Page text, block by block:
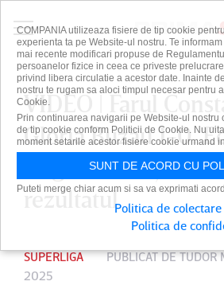
VIDEO | Farul
Gloria Buzău 1-0.
Hagi s-a mulţumit
rezultatul
SUPERLIGA PUBLICAT DETUDOR
2025
COMPANIA utilizeaza fisiere de tip cookie
experienta ta pe Website-ul nostru. Te
mai recente modificari propuse de
persoanelor fizice in ceea ce priveste
privind libera circulatie a acestor date. Inainte
nostru te rugam sa aloci timpul necesar pentru
Cookie.
Prin continuarea navigarii pe Website-ul
de tip cookie conform Politicii de Cookie. Nu
moment setarile acestor fisiere cookie urmand
SUNT DE ACORD CU
Puteti merge chiar acum si sa va exprimati
Politica de
Politica de